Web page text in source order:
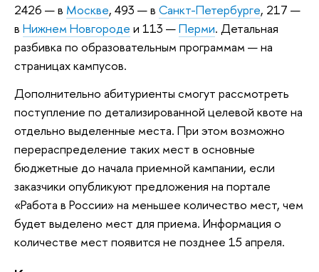
2426 — в Москве, 493 — в Санкт-Петербурге, 217 —
в Нижнем Новгороде и 113 —Перми. Детальная
разбивка по образовательным программам — на
страницах кампусов.
Дополнительно абитуриенты смогут рассмотреть
поступление по детализированной целевой квоте на
отдельно выделенные места. При этом возможно
перераспределение таких мест в основные
бюджетные до начала приемной кампании, если
заказчики опубликуют предложения на портале
«Работа в России» на меньшее количество мест, чем
будет выделено мест для приема. Информация о
количестве мест появится не позднее 15 апреля.